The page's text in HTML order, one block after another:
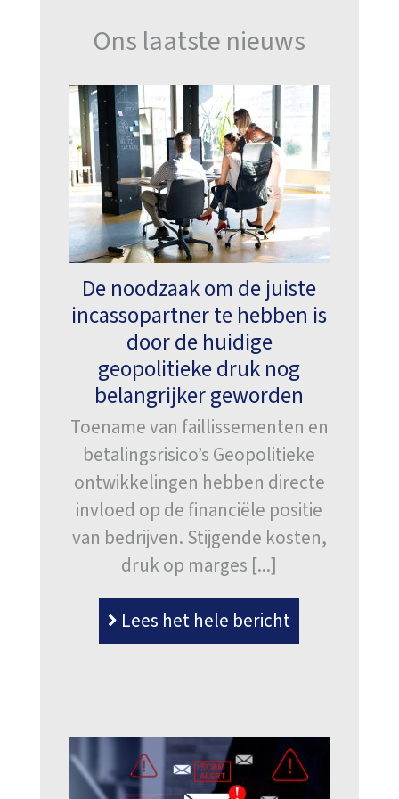
Ons laatste nieuws
De noodzaak om de juiste
incassopartner te hebben is
door de huidige
geopolitieke druk nog
belangrijker geworden
Toename van faillissementen en
betalingsrisico’s Geopolitieke
ontwikkelingen hebben directe
invloed op de financiële positie
van bedrijven. Stijgende kosten,
druk op marges [...]
Lees het hele bericht